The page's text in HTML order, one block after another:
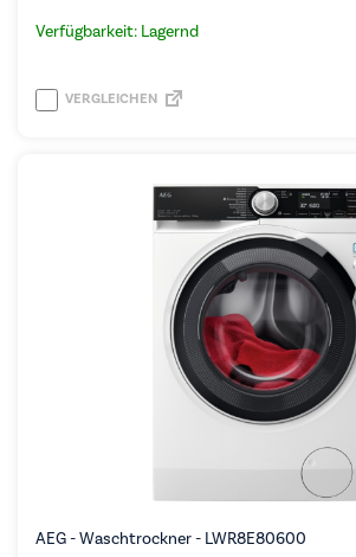
Verfügbarkeit: Lagernd
VERGLEICHEN
AEG - Waschtrockner - LWR8E80600